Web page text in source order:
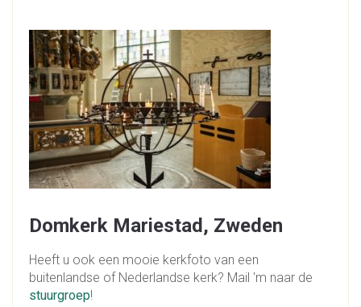
Domkerk Mariestad, Zweden
Heeft u ook een mooie kerkfoto van een
buitenlandse of Nederlandse kerk? Mail 'm naar de
stuurgroep!